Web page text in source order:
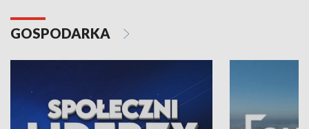
GOSPODARKA